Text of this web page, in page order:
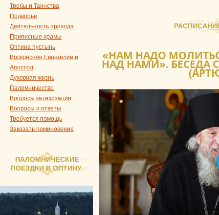
Требы и Таинства
Подворье
Деятельность прихода
Приписные храмы
Оптина пустынь
Воскресное Евангелие и
Апостол
Духовная жизнь
Паломничество
Вопросы катехизации
Вопросы и ответы
Требуется помощь
Заказать поминовение
ПАЛОМНИЧЕСКИЕ
ПОЕЗДКИ В ОПТИНУ.
«НАМ НАДО
НАД НАМИ». БЕСЕДА